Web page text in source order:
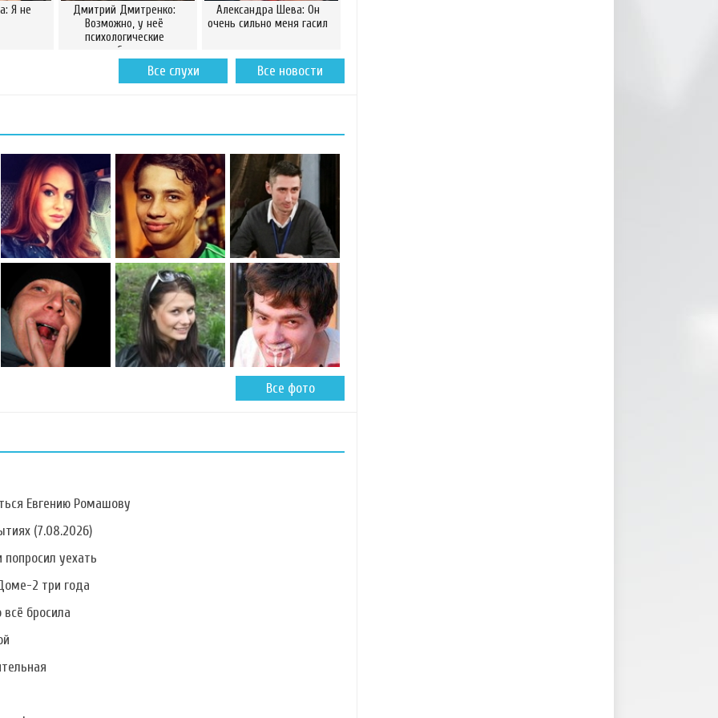
Я не
Дмитрий Дмитренко:
Возможно, у неё
психологические
проблемы
Александра Шева: Он
очень сильно меня гасил
Все новости
Все слухи
Фото Дарьи
Дударевой
Фото Дениса
Все фото
Евгению Ромашову
(7.08.2026)
уехать
2 три года
бросила